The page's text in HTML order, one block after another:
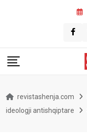
revistashenja.com
ideologji antishqiptare